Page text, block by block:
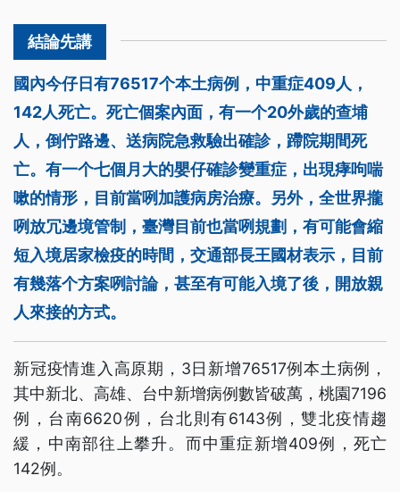
國內今仔日有76517个本土病例，中重症409人，
142人死亡。死亡個案內面，有一个20外歲的查埔
人，倒佇路邊、送病院急救驗出確診，蹛院期間死
亡。有一个七個月大的嬰仔確診變重症，出現痚呴喘
嗽的情形，目前當咧加護病房治療。另外，全世界攏
咧放冗邊境管制，臺灣目前也當咧規劃，有可能會縮
短入境居家檢疫的時間，交通部長王國材表示，目前
有幾落个方案咧討論，甚至有可能入境了後，開放親
人來接的方式。
新冠疫情進入高原期，3日新增76517例本土病例，
其中新北、高雄、台中新增病例數皆破萬，桃園7196
例，台南6620例，台北則有6143例，雙北疫情趨
緩，中南部往上攀升。而中重症新增409例，死亡
142例。